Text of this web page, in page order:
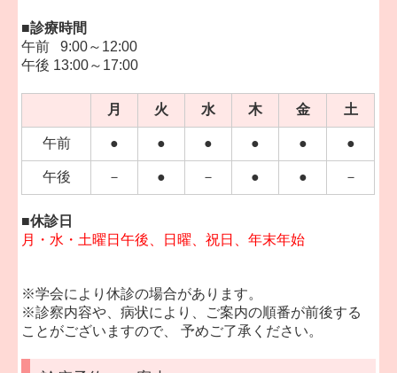
■診療時間
午前 9:00～12:00
午後 13:00～17:00
月 火 水 木 金 土
午前 ● ● ● ● ● ●
午後 － ● － ● ● －
■休診日
月・水・土曜日午後、日曜、祝日、年末年始
※学会により休診の場合があります。
※診察内容や、病状により、ご案内の順番が前後する
ことがございますので、 予めご了承ください。